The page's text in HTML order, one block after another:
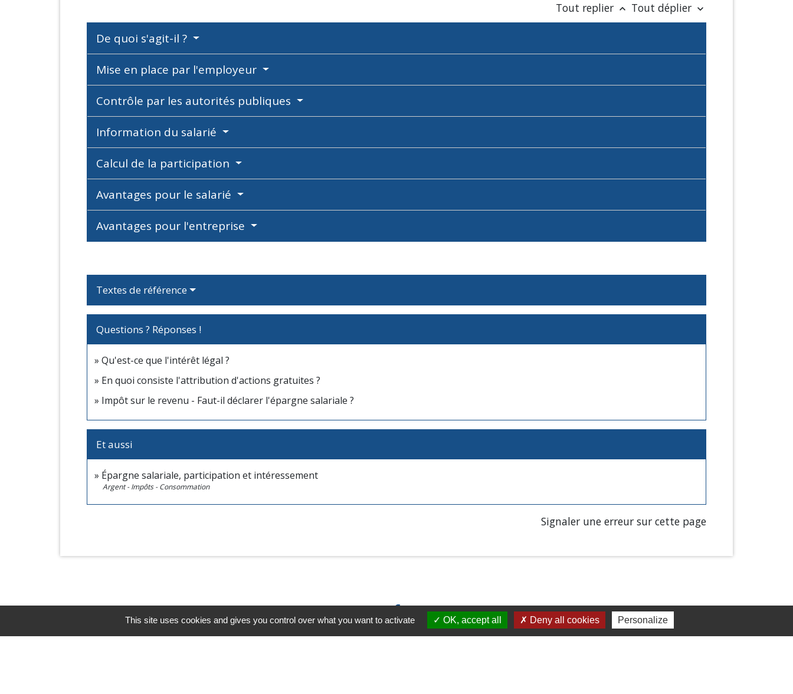
Tout replier keyboard_arrow_up Tout déplier keyboard_arrow_down
De quoi s'agit-il ?
Mise en place par l'employeur
Contrôle par les autorités publiques
Information du salarié
Calcul de la participation
Avantages pour le salarié
Avantages pour l'entreprise
Textes de référence
Questions ? Réponses !
Qu'est-ce que l'intérêt légal ?
En quoi consiste l'attribution d'actions gratuites ?
Impôt sur le revenu - Faut-il déclarer l'épargne salariale ?
Et aussi
Épargne salariale, participation et intéressement
Argent - Impôts - Consommation
Signaler une erreur sur cette page
This site uses cookies and gives you control over what you want to activate OK, accept all Deny all cookies Personalize